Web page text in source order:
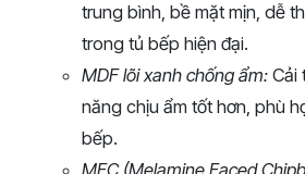
trung bình, bề mặt mịn, dễ
trong tủ bếp hiện đại.
MDF lõi xanh chống ẩm: Cải
năng chịu ẩm tốt hơn, phù
bếp.